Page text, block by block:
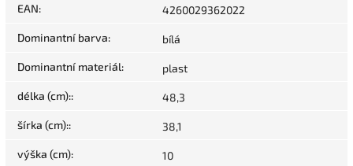
EAN: 4260029362022
Dominantní barva: bílá
Dominantní materiál: plast
délka (cm):: 48,3
šírka (cm):: 38,1
výška (cm): 10